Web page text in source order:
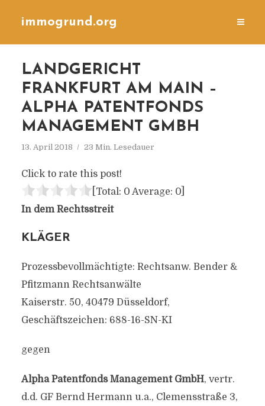
immogrund.org
LANDGERICHT
FRANKFURT AM MAIN –
ALPHA PATENTFONDS
MANAGEMENT GMBH
13. April 2018 23 Min. Lesedauer
Click to rate this post!
[Total: 0 Average: 0]
In dem Rechtsstreit
KLÄGER
Prozessbevollmächtigte: Rechtsanw. Bender &
Pfitzmann Rechtsanwälte
Kaiserstr. 50, 40479 Düsseldorf,
Geschäftszeichen: 688-16-SN-KI
gegen
Alpha Patentfonds Management GmbH, vertr.
d.d. GF Bernd Hermann u.a., Clemensstraße 3,